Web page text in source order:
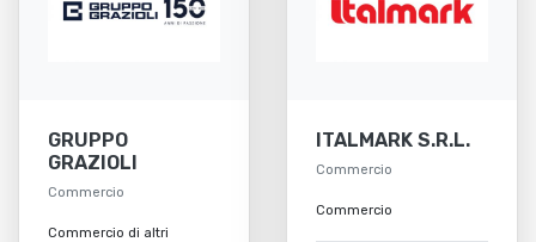
GRUPPO
GRAZIOLI
Commercio
Commercio di altri
ITALMARK S.R.L.
Commercio
Commercio